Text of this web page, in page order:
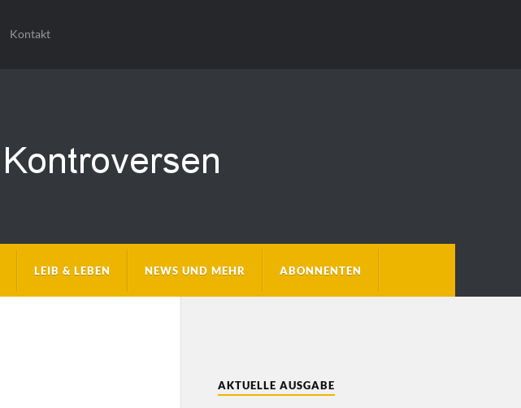
Kontakt
LEIB & LEBEN NEWS UND MEHR ABONNENTEN
AKTUELLE AUSGABE